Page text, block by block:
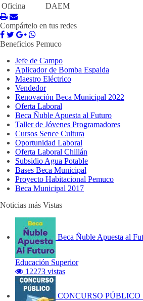
Oficina
DAEM
Compártelo en tus redes
Beneficios Pemuco
Jefe de Campo
Aplicador de Bomba Espalda
Maestro Eléctrico
Vendedor
Renovación Beca Municipal 2022
Oferta Laboral
Beca Ñuble Apuesta al Futuro
Taller de Jóvenes Programadores
Cursos Sence Cultura
Oportunidad Laboral
Oferta Laboral Chillán
Subsidio Agua Potable
Bases Beca Municipal
Proyecto Habitacional Pemuco
Beca Municipal 2017
Noticias más Vistas
Beca Ñuble Apuesta al
Educación Superior
12273 vistas
CONCURSO